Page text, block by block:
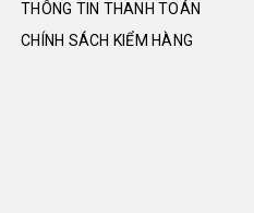
THÔNG TIN THANH TOÁN
CHÍNH SÁCH KIỂM HÀNG